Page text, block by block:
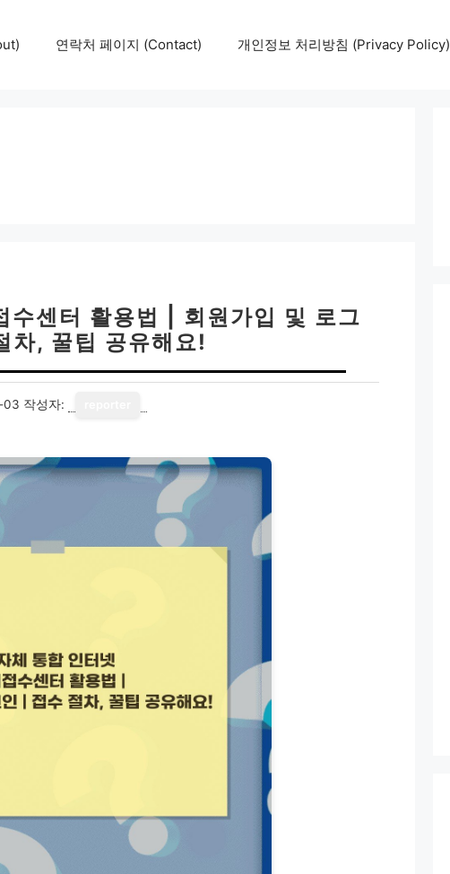
연락처 페이지 (Contact) 개인정보 처리방침 (Privacy Policy)
수센터 활용법 | 회원가입 및 로그
차, 꿀팁 공유해요!
03 작성자: